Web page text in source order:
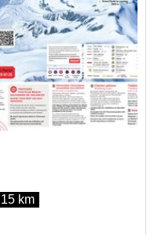
15 km